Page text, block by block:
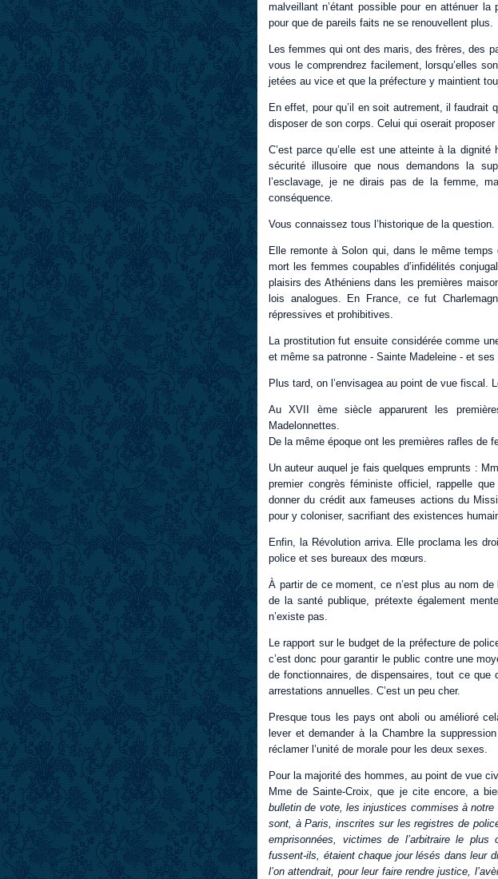
malveillant n’étant possible pour en atténuer
pour que de pareils faits ne se renouvellent plus.
Les femmes qui ont des maris, des frères, des
vous le comprendrez facilement, lorsqu’elles
jetées au vice et que la préfecture y maintient
En effet, pour qu’il en soit autrement, il faudrait
disposer de son corps. Celui qui oserait
C’est parce qu’elle est une atteinte à la dignité
sécurité illusoire que nous demandons la
l’esclavage, je ne dirais pas de la femme,
conséquence.
Vous connaissez tous l’historique de la
Elle remonte à Solon qui, dans le même
mort les femmes coupables d’infidélités
plaisirs des Athéniens dans les premières
lois analogues. En France, ce fut
répressives et prohibitives.
La prostitution fut ensuite considérée comme
et même sa patronne - Sainte Madeleine - et ses
Plus tard, on l’envisagea au point de vue fiscal.
Au XVII ème siècle apparurent les
Madelonnettes.
De la même époque ont les premières rafles de
Un auteur auquel je fais quelques emprunts :
premier congrès féministe officiel, rappelle
donner du crédit aux fameuses actions du
pour y coloniser, sacrifiant des existences
Enfin, la Révolution arriva. Elle proclama les
police et ses bureaux des mœurs.
À partir de ce moment, ce n’est plus au nom
de la santé publique, prétexte également
n’existe pas.
Le rapport sur le budget de la préfecture de
c’est donc pour garantir le public contre une
de fonctionnaires, de dispensaires, tout ce
arrestations annuelles. C’est un peu cher.
Presque tous les pays ont aboli ou amélioré
lever et demander à la Chambre la
réclamer l’unité de morale pour les deux sexes.
Pour la majorité des hommes, au point de vue
Mme de Sainte-Croix, que je cite encore, a
bulletin de vote, les injustices commises à notre
sont, à Paris, inscrites sur les registres de
emprisonnées, victimes de l’arbitraire le
fussent-ils, étaient chaque jour lésés dans leur
l’on attendrait, pour leur faire rendre justice,